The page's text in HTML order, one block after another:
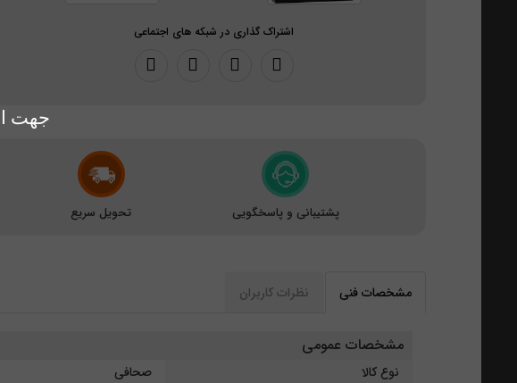
جهت
اشتراک گذاری در شبکه های اجتماعی
پشتیبانی و پاسخگویی تحویل سریع
مشخصات فنی نظرات کاربران
مشخصات عمومی
نوع کالا
صحافی